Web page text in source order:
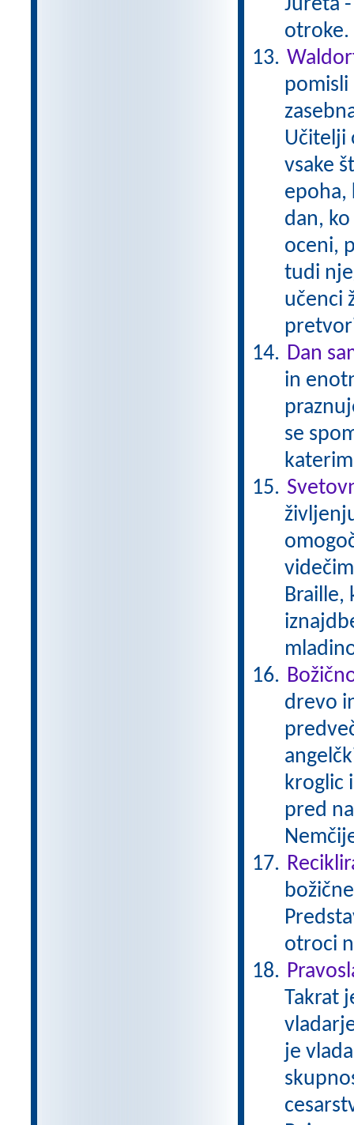
Jureta
pomisli
Učitelji
vsake
epoha,
dan,
oceni,
tudi
učenci
Dan
in
se
Braille,
drevo
kroglic
pred
otroci
Takrat
je